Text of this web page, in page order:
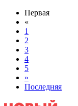
Первая
«
1
2
3
4
5
»
Последняя